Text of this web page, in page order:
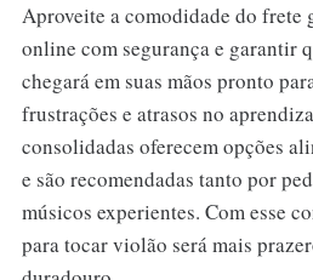
Aproveite a comodidade do frete
online com segurança e garantir
chegará em suas mãos pronto
frustrações e atrasos no
consolidadas oferecem opções
e são recomendadas tanto por
músicos experientes. Com esse
para tocar violão será mais